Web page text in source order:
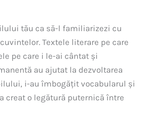
tău ca să-l familiarizezi cu
Textele literare pe care
pe care i le-ai cântat și
au ajutat la dezvoltarea
i-au îmbogățit vocabularul și
creat o legătură puternică între